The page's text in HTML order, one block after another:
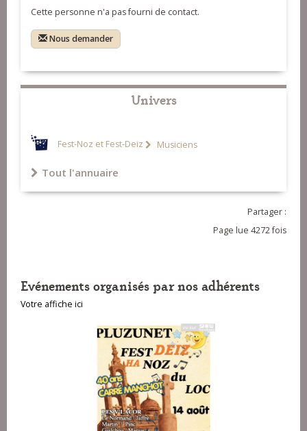
Cette personne n'a pas fourni de contact.
Nous demander
Univers
Fest-Noz et Fest-Deiz Musiciens
Tout l'annuaire
Partager :
Page lue 4272 fois
Evénements organisés par nos adhérents
Votre affiche ici